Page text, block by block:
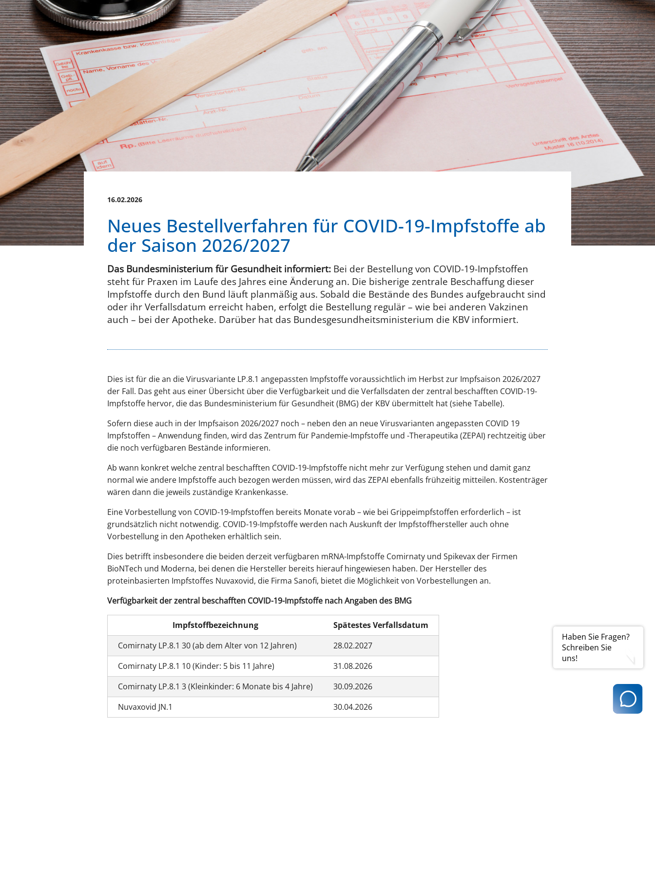
Haben Sie Fragen?
Schreiben Sie
uns!
16.02.2026
Neues Bestellverfahren für COVID-19-Impfstoffe ab
der Saison 2026/2027
Das Bundesministerium für Gesundheit informiert: Bei der Bestellung von COVID-19-Impfstoffen
steht für Praxen im Laufe des Jahres eine Änderung an. Die bisherige zentrale Beschaffung dieser
Impfstoffe durch den Bund läuft planmäßig aus. Sobald die Bestände des Bundes aufgebraucht sind
oder ihr Verfallsdatum erreicht haben, erfolgt die Bestellung regulär – wie bei anderen Vakzinen
auch – bei der Apotheke. Darüber hat das Bundesgesundheitsministerium die KBV informiert.
Dies ist für die an die Virusvariante LP.8.1 angepassten Impfstoffe voraussichtlich im Herbst zur Impfsaison 2026/2027
der Fall. Das geht aus einer Übersicht über die Verfügbarkeit und die Verfallsdaten der zentral beschafften COVID-19-
Impfstoffe hervor, die das Bundesministerium für Gesundheit (BMG) der KBV übermittelt hat (siehe Tabelle).
Sofern diese auch in der Impfsaison 2026/2027 noch – neben den an neue Virusvarianten angepassten COVID 19
Impfstoffen – Anwendung finden, wird das Zentrum für Pandemie-Impfstoffe und -Therapeutika (ZEPAI) rechtzeitig über
die noch verfügbaren Bestände informieren.
Ab wann konkret welche zentral beschafften COVID-19-Impfstoffe nicht mehr zur Verfügung stehen und damit ganz
normal wie andere Impfstoffe auch bezogen werden müssen, wird das ZEPAI ebenfalls frühzeitig mitteilen. Kostenträger
wären dann die jeweils zuständige Krankenkasse.
Eine Vorbestellung von COVID-19-Impfstoffen bereits Monate vorab – wie bei Grippeimpfstoffen erforderlich – ist
grundsätzlich nicht notwendig. COVID-19-Impfstoffe werden nach Auskunft der Impfstoffhersteller auch ohne
Vorbestellung in den Apotheken erhältlich sein.
Dies betrifft insbesondere die beiden derzeit verfügbaren mRNA-Impfstoffe Comirnaty und Spikevax der Firmen
BioNTech und Moderna, bei denen die Hersteller bereits hierauf hingewiesen haben. Der Hersteller des
proteinbasierten Impfstoffes Nuvaxovid, die Firma Sanofi, bietet die Möglichkeit von Vorbestellungen an.
Verfügbarkeit der zentral beschafften COVID-19-Impfstoffe nach Angaben des BMG
Impfstoffbezeichnung
Spätestes Verfallsdatum
Comirnaty LP.8.1 30 (ab dem Alter von 12 Jahren)
28.02.2027
Comirnaty LP.8.1 10 (Kinder: 5 bis 11 Jahre)
31.08.2026
Comirnaty LP.8.1 3 (Kleinkinder: 6 Monate bis 4 Jahre)
30.09.2026
Nuvaxovid JN.1
30.04.2026